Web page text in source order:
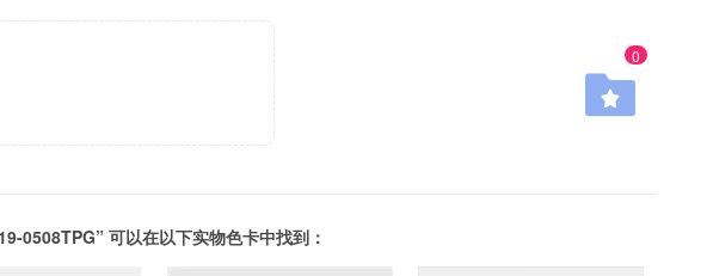
0
0508TPG” 可以在以下实物色卡中找到：